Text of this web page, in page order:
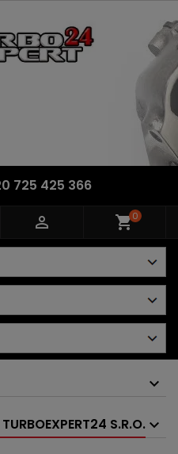
725 425 366
 shopping_cart0
S.R.O.